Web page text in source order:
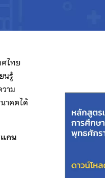
ไทย
นรู้
าม
าคตได้
กน